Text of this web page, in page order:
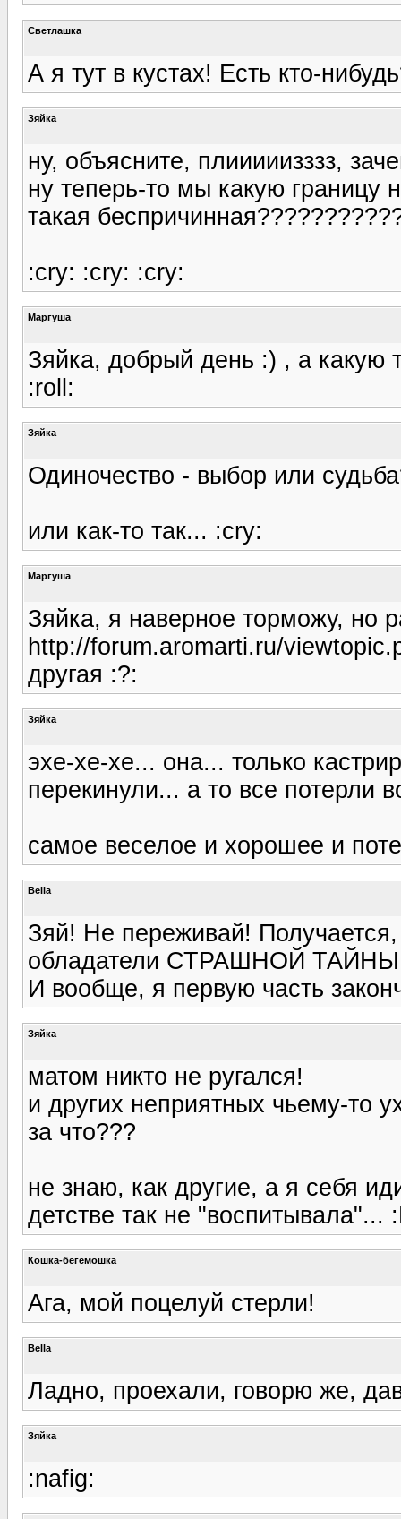
Светлашка
А я тут в кустах! Есть кто-
Зяйка
ну, объясните, плииииизззз,
ну теперь-то мы какую границу
такая
:cry: :cry: :cry:
Маргуша
Зяйка, добрый день :) , а какую
:roll:
Зяйка
Одиночество - выбор или
или как-то так... :cry:
Маргуша
Зяйка, я наверное торможу, но
http://forum.aromarti.ru/
другая :?:
Зяйка
эхе-хе-хе... она... только
перекинули... а то все потерли
самое веселое и хорошее и
Bella
Зяй! Не переживай!
обладатели СТРАШНОЙ
И вообще, я первую часть
Зяйка
матом никто не ругался!
и других неприятных чьему-то
за что???
не знаю, как другие, а я себя
детстве так не "воспитывала"...
Кошка-бегемошка
Ага, мой поцелуй стерли!
Bella
Ладно, проехали, говорю же,
Зяйка
:nafig: